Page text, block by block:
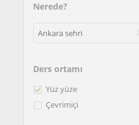
Nerede?
Ders ortamı
Yüz yüze
Çevrimiçi